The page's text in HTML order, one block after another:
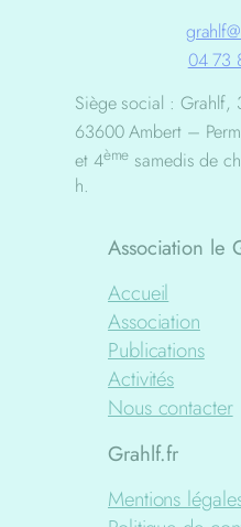
04 73
Siège social : Grahlf,
63600 Ambert –
et 4ème samedis de
h.
Association le
Accueil
Association
Publications
Activités
Nous contacter
Grahlf.fr
Mentions